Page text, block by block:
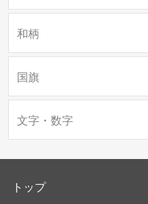
和柄
国旗
文字・数字
トップ